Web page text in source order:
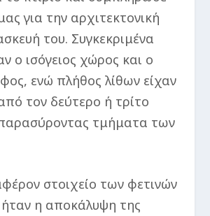
για την αρχιτεκτονική
του. Συγκεκριμένα
ο ισόγειος χώρος και ο
ενώ πλήθος λίθων είχαν
τον δεύτερο ή τρίτο
τμήματα των
στοιχείο των φετινών
η αποκάλυψη της